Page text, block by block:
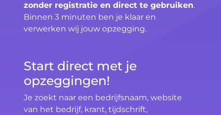
zonder registratie en direct te gebruiken.
Binnen 3 minuten ben je klaar en
verwerken wij jouw opzegging.
Start direct met je
opzeggingen!
Je zoekt naar een bedrijfsnaam, website
van het bedrijf, krant, tijdschrift,